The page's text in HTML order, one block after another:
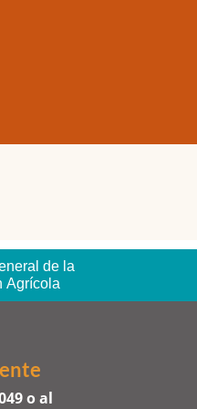
de la
Agrícola
o al